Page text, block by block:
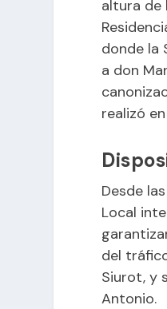
altura de
donde la
a don
realizó
Desde
Local
del
Siurot, y
Antonio.